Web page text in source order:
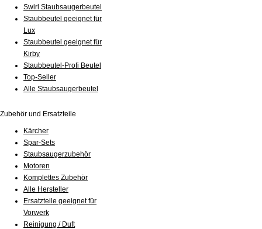
Swirl Staubsaugerbeutel
Staubbeutel geeignet für
Lux
Staubbeutel geeignet für
Kirby
Staubbeutel-Profi Beutel
Top-Seller
Alle Staubsaugerbeutel
Zubehör und Ersatzteile
Kärcher
Spar-Sets
Staubsaugerzubehör
Motoren
Komplettes Zubehör
Alle Hersteller
Ersatzteile geeignet für
Vorwerk
Reinigung / Duft